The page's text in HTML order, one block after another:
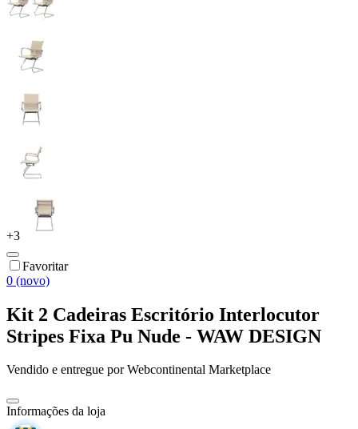
+3
Favoritar
0 (novo)
Kit 2 Cadeiras Escritório Interlocutor
Stripes Fixa Pu Nude - WAW DESIGN
Vendido e entregue por Webcontinental Marketplace
Informações da loja